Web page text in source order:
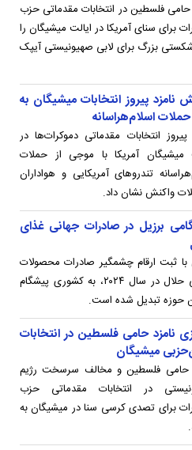
حامی فلسطین در انتخابات مقدماتی حزب
برای سنای آمریکا در ایالت میشیگان را
بزرگ برای لابی صهیونیستی آیپک
نامزد پیروز انتخابات میشیگان به
اسلام‌هراسانه
پیروز انتخابات مقدماتی دموکرات‌ها در
میشیگان آمریکا با موجی از حملات
تندروهای آمریکایی و هواداران
واکنش نشان داد.
برزیل در صادرات جهانی غذای
با ثبت ارقام چشمگیر صادرات محصولات
غذایی حلال در سال ۲۰۲۴، به کشوری پیشگام
حوزه تبدیل شده است.
نامزد حامی فلسطین در انتخابات
میشیگان
حامی فلسطین و مخالف سرسخت رژیم
در انتخابات مقدماتی حزب
برای تصدی کرسی سنا در میشیگان به